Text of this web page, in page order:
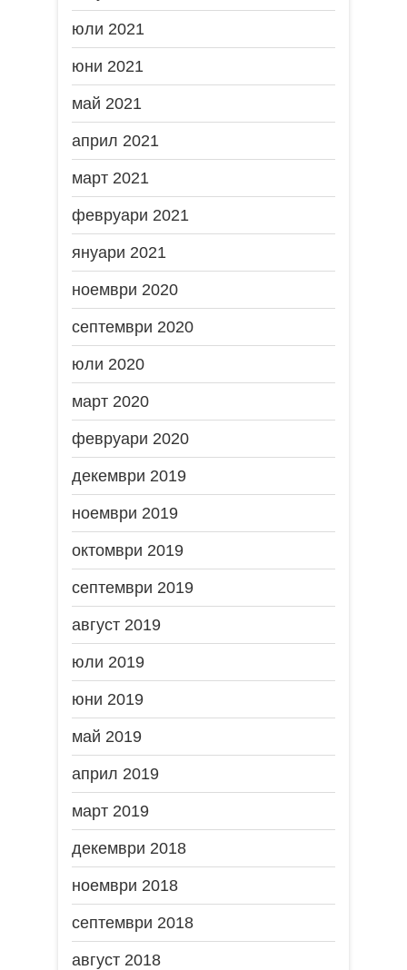
юли 2021
юни 2021
май 2021
април 2021
март 2021
февруари 2021
януари 2021
ноември 2020
септември 2020
юли 2020
март 2020
февруари 2020
декември 2019
ноември 2019
октомври 2019
септември 2019
август 2019
юли 2019
юни 2019
май 2019
април 2019
март 2019
декември 2018
ноември 2018
септември 2018
август 2018